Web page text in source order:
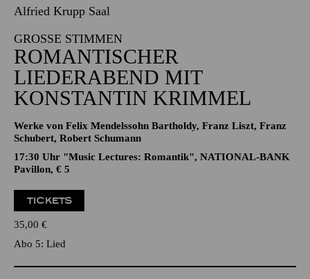
Alfried Krupp Saal
GROSSE STIMMEN
ROMANTISCHER
LIEDERABEND MIT
KONSTANTIN KRIMMEL
Werke von Felix Mendelssohn Bartholdy, Franz Liszt, Franz
Schubert, Robert Schumann
17:30 Uhr "Music Lectures: Romantik", NATIONAL-BANK
Pavillon, € 5
TICKETS
35,00 €
Abo 5: Lied